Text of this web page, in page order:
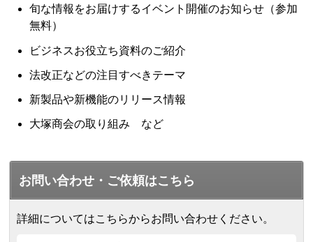
旬な情報をお届けするイベント開催のお知らせ（参加
無料）
ビジネスお役立ち資料のご紹介
法改正などの注目すべきテーマ
新製品や新機能のリリース情報
大塚商会の取り組み など
お問い合わせ・ご依頼はこちら
詳細についてはこちらからお問い合わせください。